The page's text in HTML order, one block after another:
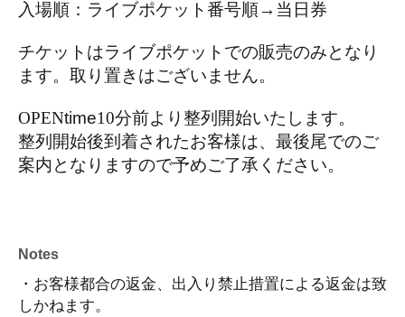
入場順：ライブポケット番号順→ 当日券
チケットはライブポケットでの販売のみとなり
ます。 取り置きはございません。
OPENtime10分前より整列開始いたします。
整列開始後到着されたお客様は、最後尾でのご
案内となりますので予めご了承ください。
Notes
・お客様都合の返金、出入り禁止措置による返金は致
しかねます。